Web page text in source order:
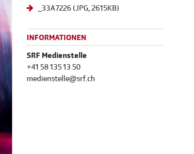
_33A7226 (JPG, 2615KB)
INFORMATIONEN
SRF Medienstelle
+41 58 135 13 50
medienstelle@srf.ch